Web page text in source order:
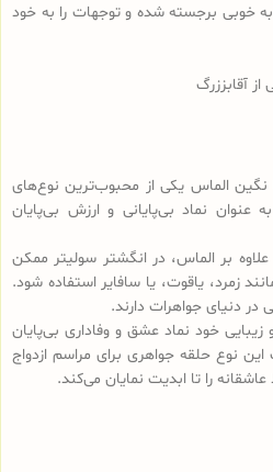
خوبی برجسته شده و توجهات را به خود
آقابززرگ
نگین الماس یکی از محبوب‌ترین نوع‌های
نماد بی‌پایانی و ارزش بی‌پایان
بر الماس، در انگشتر سولیتر ممکن
زمرد، یاقوت، یا سافایر استفاده شود.
دنیای جواهرات دارند.
خود نماد عشق و وفاداری بی‌پایان
نوع حلقه جواهری برای مراسم ازدواج
را تا ابدیت نمایان می‌کند.